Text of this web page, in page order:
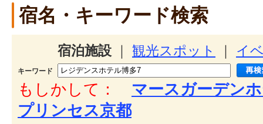
宿名・キーワード検索
宿泊施設 観光スポット イ
キーワード
もしかして：
マースガーデン
プリンセス京都